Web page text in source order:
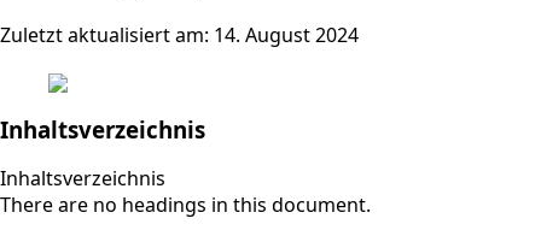
Zuletzt aktualisiert am: 14. August 2024
Inhaltsverzeichnis
Inhaltsverzeichnis
There are no headings in this document.